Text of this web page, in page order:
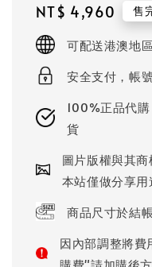
Regular
price
NT$ 4,960 售
可配送港澳地
安全支付，帳
100%正品代
貨
圖片版權與其
本站僅做分享用
商品尺寸於結
因內部調整將